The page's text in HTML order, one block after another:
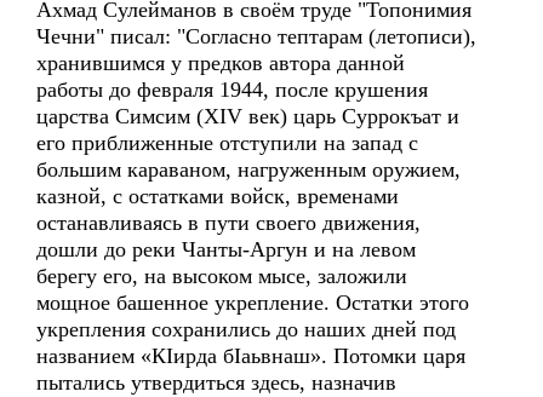
Ахмад Сулейманов в своём труде "Топонимия
Чечни" писал: "Согласно тептарам (летописи),
хранившимся у предков автора данной
работы до февраля 1944, после крушения
царства Симсим (XIV век) царь Суррокъат и
его приближенные отступили на запад с
большим караваном, нагруженным оружием,
казной, с остатками войск, временами
останавливаясь в пути своего движения,
дошли до реки Чанты-Аргун и на левом
берегу его, на высоком мысе, заложили
мощное башенное укрепление. Остатки этого
укрепления сохранились до наших дней под
названием «КIирда бIаьвнаш». Потомки царя
пытались утвердиться здесь, назначив